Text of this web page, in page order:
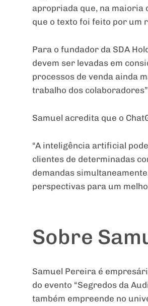
apropriada que, na maioria
que o texto foi feito por um
Para o fundador da SDA
devem ser levadas em
processos de venda ainda
trabalho dos
Samuel acredita que o
“A inteligência artificial
clientes de determinadas
demandas
perspectivas para um
Sobre
Samuel Pereira é
do evento “Segredos da
também empreende no